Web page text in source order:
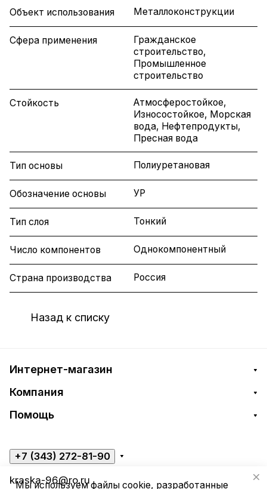
Объект использования Металлоконструкции
Сфера применения
Гражданское
строительство,
Промышленное
строительство
Стойкость
Атмосферостойкое,
Износостойкое, Морская
вода, Нефтепродукты,
Пресная вода
Тип основы Полиуретановая
Обозначение основы УР
Тип слоя Тонкий
Число компонентов Однокомпонентный
Страна производства Россия
Назад к списку
Интернет-магазин
Компания
Помощь
+7 (343) 272-81-90
kraska-96@ro.ru
Мы используем файлы cookie, разработанные